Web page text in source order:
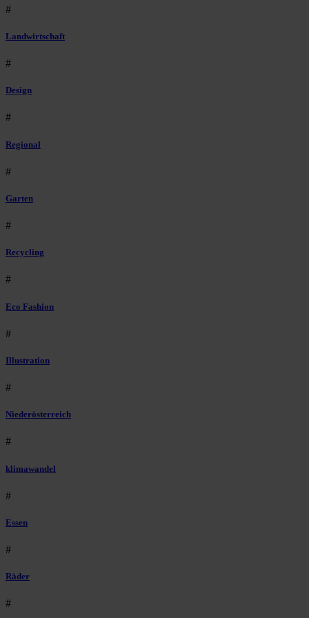
#
Landwirtschaft
#
Design
#
Regional
#
Garten
#
Recycling
#
Eco Fashion
#
Illustration
#
Niederösterreich
#
klimawandel
#
Essen
#
Räder
#